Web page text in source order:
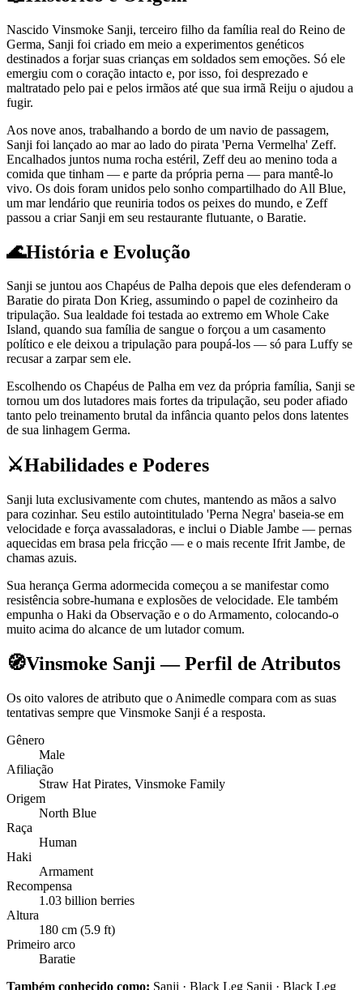
Nascido Vinsmoke Sanji, terceiro filho da família real do Reino de
Germa, Sanji foi criado em meio a experimentos genéticos
destinados a forjar suas crianças em soldados sem emoções. Só ele
emergiu com o coração intacto e, por isso, foi desprezado e
maltratado pelo pai e pelos irmãos até que sua irmã Reiju o ajudou a
fugir.
Aos nove anos, trabalhando a bordo de um navio de passagem,
Sanji foi lançado ao mar ao lado do pirata 'Perna Vermelha' Zeff.
Encalhados juntos numa rocha estéril, Zeff deu ao menino toda a
comida que tinham — e parte da própria perna — para mantê-lo
vivo. Os dois foram unidos pelo sonho compartilhado do All Blue,
um mar lendário que reuniria todos os peixes do mundo, e Zeff
passou a criar Sanji em seu restaurante flutuante, o Baratie.
🌊História e Evolução
Sanji se juntou aos Chapéus de Palha depois que eles defenderam o
Baratie do pirata Don Krieg, assumindo o papel de cozinheiro da
tripulação. Sua lealdade foi testada ao extremo em Whole Cake
Island, quando sua família de sangue o forçou a um casamento
político e ele deixou a tripulação para poupá-los — só para Luffy se
recusar a zarpar sem ele.
Escolhendo os Chapéus de Palha em vez da própria família, Sanji se
tornou um dos lutadores mais fortes da tripulação, seu poder afiado
tanto pelo treinamento brutal da infância quanto pelos dons latentes
de sua linhagem Germa.
⚔️Habilidades e Poderes
Sanji luta exclusivamente com chutes, mantendo as mãos a salvo
para cozinhar. Seu estilo autointitulado 'Perna Negra' baseia-se em
velocidade e força avassaladoras, e inclui o Diable Jambe — pernas
aquecidas em brasa pela fricção — e o mais recente Ifrit Jambe, de
chamas azuis.
Sua herança Germa adormecida começou a se manifestar como
resistência sobre-humana e explosões de velocidade. Ele também
empunha o Haki da Observação e o do Armamento, colocando-o
muito acima do alcance de um lutador comum.
🧭Vinsmoke Sanji — Perfil de Atributos
Os oito valores de atributo que o Animedle compara com as suas
tentativas sempre que Vinsmoke Sanji é a resposta.
Gênero
Male
Afiliação
Straw Hat Pirates, Vinsmoke Family
Origem
North Blue
Raça
Human
Haki
Armament
Recompensa
1.03 billion berries
Altura
180 cm (5.9 ft)
Primeiro arco
Baratie
Também conhecido como: Sanji · Black Leg Sanji · Black Leg